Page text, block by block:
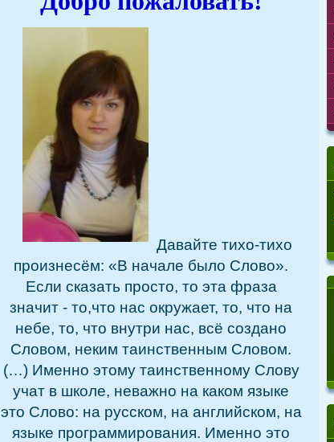
Давайте тихо-тихо
произнесём: «В начале было Слово».
Если сказать просто, то эта фраза
значит - то,что нас окружает, то, что на
небе, то, что внутри нас, всё создано
Словом, неким таинственным Словом.
(…) Именно этому таинственному Слову
учат в школе, неважно на каком языке
это Слово: на русском, на английском, на
языке программирования. Именно это